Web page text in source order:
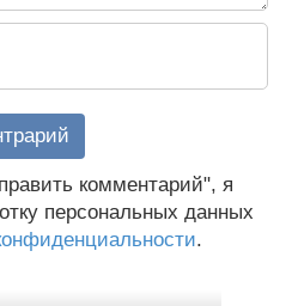
комментарий", я
персональных данных
.